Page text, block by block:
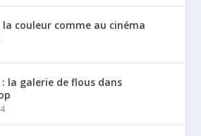
la couleur comme au cinéma
la galerie de flous dans